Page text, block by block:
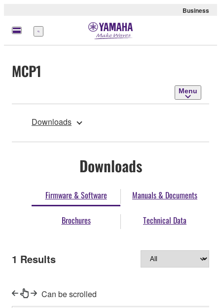
Business
Menu
MCP1
Menu
Downloads
Downloads
Firmware & Software Manuals & Documents
Brochures Technical Data
1 Results
Can be scrolled